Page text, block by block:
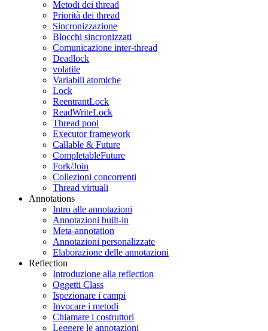
Metodi dei thread
Priorità dei thread
Sincronizzazione
Blocchi sincronizzati
Comunicazione inter-thread
Deadlock
volatile
Variabili atomiche
Lock
ReentrantLock
ReadWriteLock
Thread pool
Executor framework
Callable & Future
CompletableFuture
Fork/Join
Collezioni concorrenti
Thread virtuali
Annotations
Intro alle annotazioni
Annotazioni built-in
Meta-annotation
Annotazioni personalizzate
Elaborazione delle annotazioni
Reflection
Introduzione alla reflection
Oggetti Class
Ispezionare i campi
Invocare i metodi
Chiamare i costruttori
Leggere le annotazioni